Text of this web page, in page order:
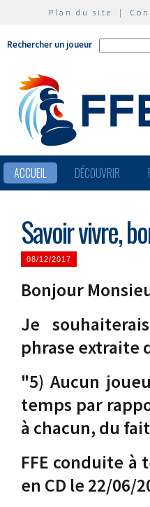
Plan du site |
Rechercher un joueur
ACCUEIL DÉCOUVRIR
Savoir vivre,
08/12/2017
Bonjour
Je
phrase extraite
"5) Aucun
temps par
à chacun, du
FFE conduite à
en CD le 22/06/